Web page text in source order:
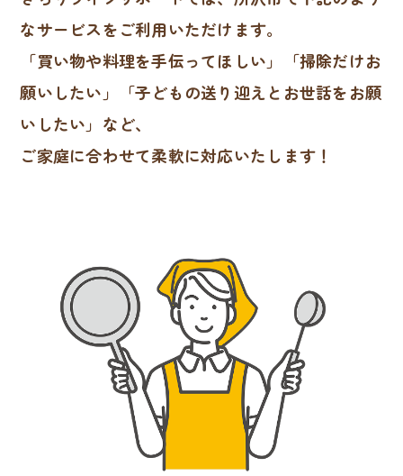
なサービスをご利用いただけます。
「買い物や料理を手伝ってほしい」「掃除だけお
願いしたい」「子どもの送り迎えとお世話をお願
いしたい」など、
ご家庭に合わせて柔軟に対応いたします！